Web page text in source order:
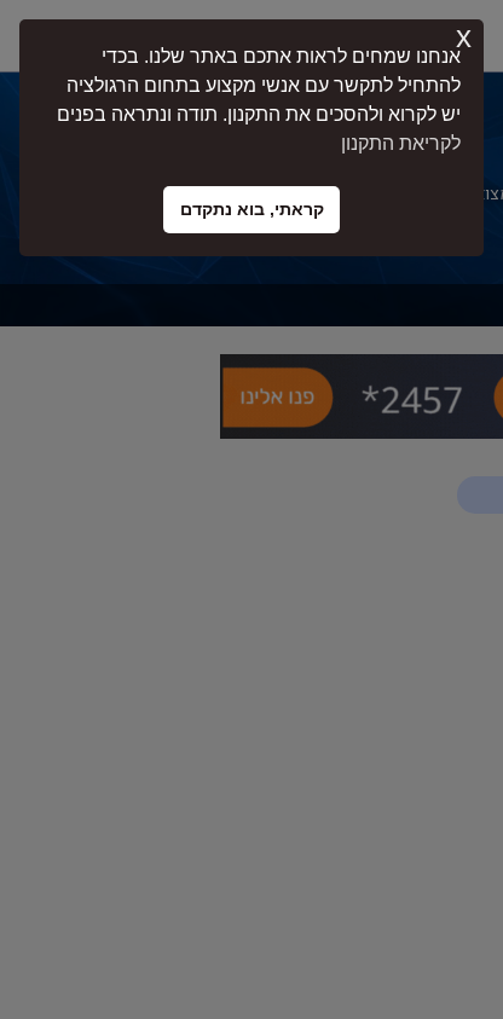
מומחים בעלי ניסיון בליווי עסקים,
אנחנו שמחים לראות אתכם באתר שלנו. בכדי
להתחיל לתקשר עם אנשי מקצוע בתחום הרגולציה
יש לקרוא ולהסכים את התקנון. תודה ונתראה בפנים
לקריאת התקנון
קראתי, בוא נתקדם
x